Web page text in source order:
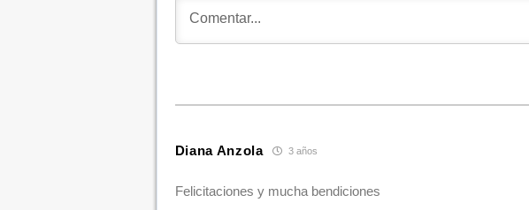
Diana Anzola 3 años
Felicitaciones y mucha bendiciones